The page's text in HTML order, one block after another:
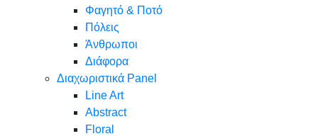
Φαγητό & Ποτό
Πόλεις
Άνθρωποι
Διάφορα
Διαχωριστικά Panel
Line Art
Abstract
Floral